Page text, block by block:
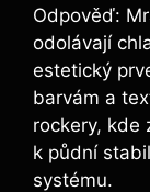
Odpověď:
odolávají
estetický
barvám a
rockery, kde
k půdní
systému.